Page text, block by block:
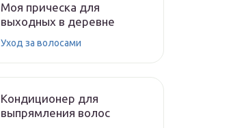
Моя прическа для
выходных в деревне
Уход за волосами
Кондиционер для
выпрямления волос